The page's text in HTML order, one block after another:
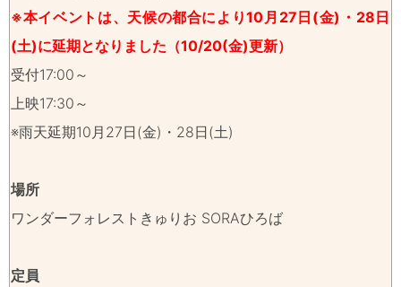
※本イベントは、天候の都合により10月27日(金)・28日
(土)に延期となりました（10/20(金)更新）
受付17:00～
上映17:30～
※雨天延期10月27日(金)・28日(土)
場所
ワンダーフォレストきゅりお SORAひろば
定員